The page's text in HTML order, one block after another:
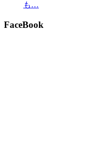
も…
FaceBook